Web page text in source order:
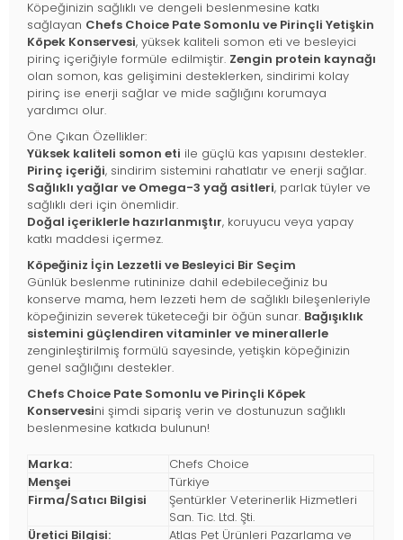
Köpeğinizin sağlıklı ve dengeli beslenmesine katkı
sağlayan Chefs Choice Pate Somonlu ve Pirinçli Yetişkin
Köpek Konservesi, yüksek kaliteli somon eti ve besleyici
pirinç içeriğiyle formüle edilmiştir. Zengin protein kaynağı
olan somon, kas gelişimini desteklerken, sindirimi kolay
pirinç ise enerji sağlar ve mide sağlığını korumaya
yardımcı olur.
Öne Çıkan Özellikler:
Yüksek kaliteli somon eti ile güçlü kas yapısını destekler.
Pirinç içeriği, sindirim sistemini rahatlatır ve enerji sağlar.
Sağlıklı yağlar ve Omega-3 yağ asitleri, parlak tüyler ve
sağlıklı deri için önemlidir.
Doğal içeriklerle hazırlanmıştır, koruyucu veya yapay
katkı maddesi içermez.
Köpeğiniz İçin Lezzetli ve Besleyici Bir Seçim
Günlük beslenme rutininize dahil edebileceğiniz bu
konserve mama, hem lezzeti hem de sağlıklı bileşenleriyle
köpeğinizin severek tüketeceği bir öğün sunar. Bağışıklık
sistemini güçlendiren vitaminler ve minerallerle
zenginleştirilmiş formülü sayesinde, yetişkin köpeğinizin
genel sağlığını destekler.
Chefs Choice Pate Somonlu ve Pirinçli Köpek
Konservesini şimdi sipariş verin ve dostunuzun sağlıklı
beslenmesine katkıda bulunun!
Marka:
Chefs Choice
Menşei
Türkiye
Firma/Satıcı Bilgisi
Şentürkler Veterinerlik Hizmetleri
San. Tic. Ltd. Şti.
Üretici Bilgisi:
Atlas Pet Ürünleri Pazarlama ve